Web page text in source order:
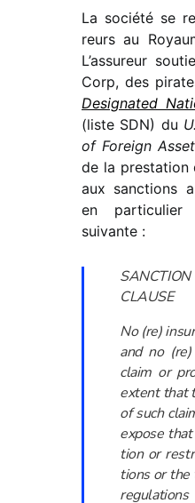
La société se
reurs au
L’assureur
Corp, des
Designated
(liste SDN) du
of Foreign
de la pres­ta­tion
aux sanc­tions
en
suivante :
CLAUSE
No (re)
and no
claim or
extent that
of such
expose
tion or
tions or the